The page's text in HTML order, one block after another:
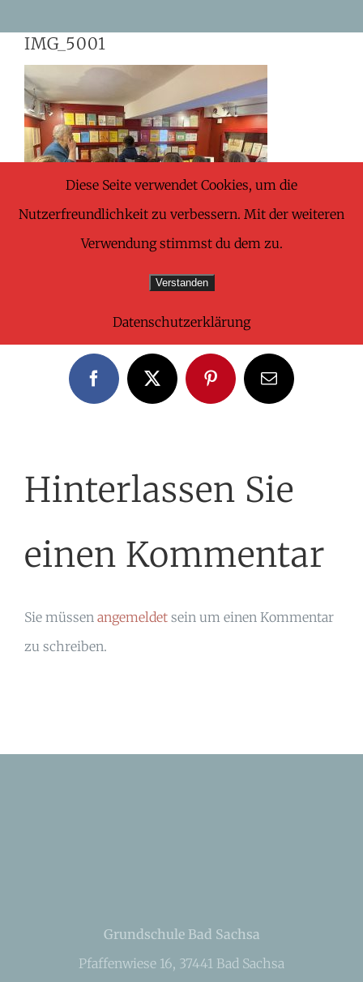
content
IMG_5001
Share This Wonderful Life Event!
FacebookX PinterestE-
Mail
Hinterlassen Sie
einen Kommentar
Sie müssen angemeldet sein um einen Kommentar
zu schreiben.
Grundschule Bad Sachsa
Pfaffenwiese 16, 37441 Bad Sachsa
Diese Seite verwendet Cookies, um die
Nutzerfreundlichkeit zu verbessern. Mit der weiteren
Verwendung stimmst du dem zu.
Verstanden
Datenschutzerklärung